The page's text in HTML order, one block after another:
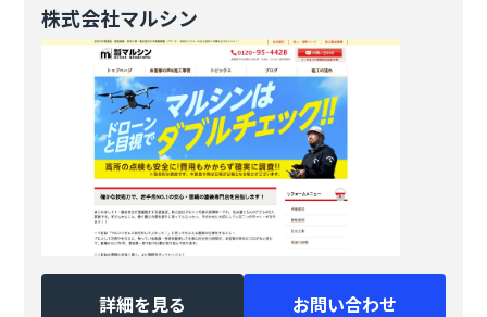
株式会社マルシン
詳細を見る お問い合わせ